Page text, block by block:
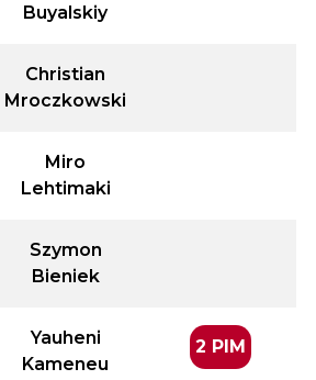
Buyalskiy
Christian
Mroczkowski
Miro
Lehtimaki
Szymon
Bieniek
Yauheni
Kameneu
2 PIM